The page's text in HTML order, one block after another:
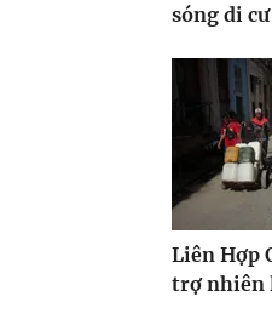
sóng di
Liên Hợp
trợ nhiên